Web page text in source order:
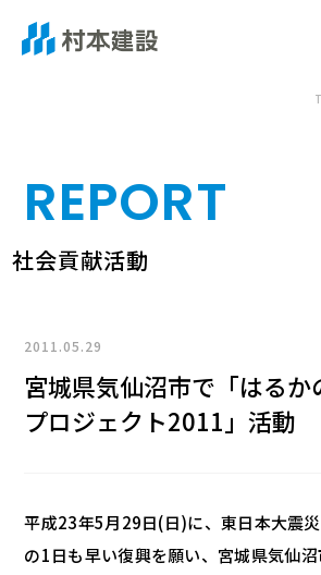
REPORT
社会貢献活動
2011.05.29
宮城県気仙沼市で「はるか
プロジェクト2011」活動
平成23年5月29日(日)に、東日本大震
の1日も早い復興を願い、宮城県気仙